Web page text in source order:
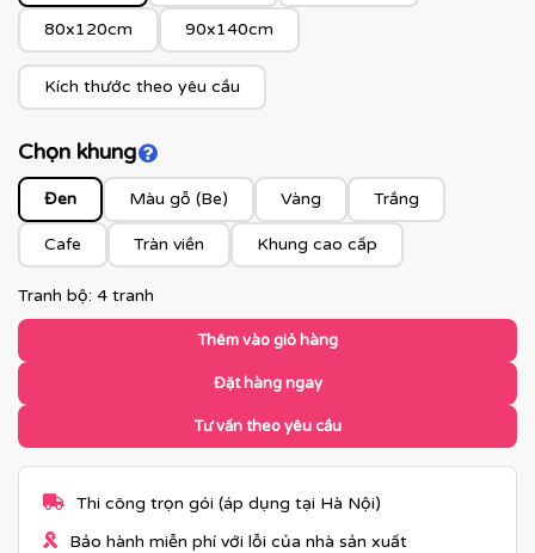
80x120cm 90x140cm
Kích thước theo yêu cầu
Chọn khungClick để xem màu khung
Đen Màu gỗ (Be) Vàng Trắng
Cafe Tràn viền Khung cao cấp
Tranh bộ: 4 tranh
Thêm vào giỏ hàng
Đặt hàng ngay
Tư vấn theo yêu cầu
Thi công trọn gói (áp dụng tại Hà Nội)
Bảo hành miễn phí với lỗi của nhà sản xuất